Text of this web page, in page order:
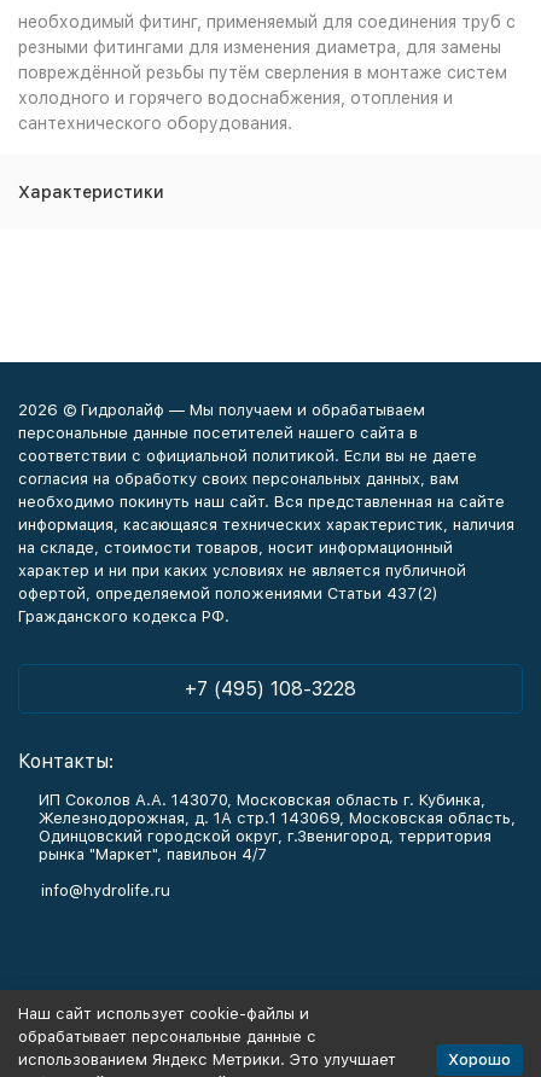
необходимый фитинг, применяемый для соединения труб с
резными фитингами для изменения диаметра, для замены
повреждённой резьбы путём сверления в монтаже систем
холодного и горячего водоснабжения, отопления и
сантехнического оборудования.
Характеристики
2026 © Гидролайф — Мы получаем и обрабатываем
персональные данные посетителей нашего сайта в
соответствии с официальной политикой. Если вы не даете
согласия на обработку своих персональных данных, вам
необходимо покинуть наш сайт. Вся представленная на сайте
информация, касающаяся технических характеристик, наличия
на складе, стоимости товаров, носит информационный
характер и ни при каких условиях не является публичной
офертой, определяемой положениями Статьи 437(2)
Гражданского кодекса РФ.
+7 (495) 108-3228
Контакты:
ИП Соколов А.А. 143070, Московская область г. Кубинка,
Железнодорожная, д. 1А стр.1 143069, Московская область,
Одинцовский городской округ, г.Звенигород, территория
рынка "Маркет", павильон 4/7
info@hydrolife.ru
Информация
Наш сайт использует cookie-файлы и
обрабатывает персональные данные с
использованием Яндекс Метрики. Это улучшает
Хорошо